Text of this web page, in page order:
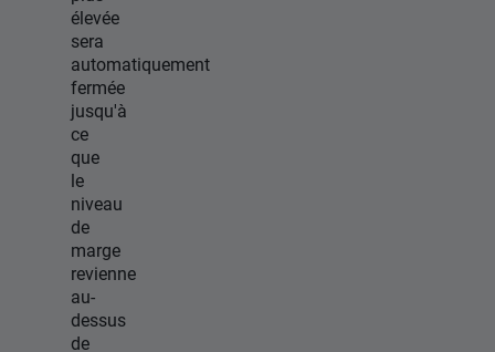
élevée
sera
automatiquement
fermée
jusqu'à
ce
que
le
niveau
de
marge
revienne
au-
dessus
de